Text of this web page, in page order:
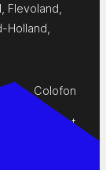
, Flevoland,
Holland,
Colofon
Statement